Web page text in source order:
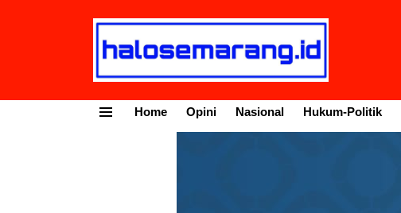
Home Opini Nasional Hukum-Politik